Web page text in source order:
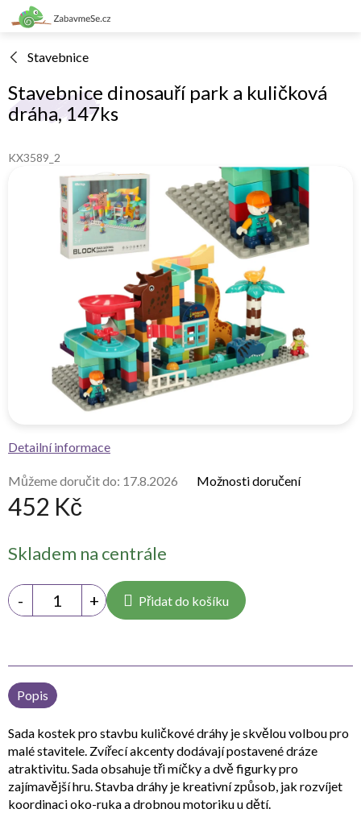
Přejít
na
Stavebnice
Stavebnice dinosauří park a kuličková
dráha, 147ks
KX3589_2
452 Kč
cena:
Skladem na centrále
Můžeme doručit do: 17.8.2026 Možnosti doručení
Přidat do košíku
Detailní informace
Popis
Sada kostek pro stavbu kuličkové dráhy je skvělou volbou pro
malé stavitele. Zvířecí akcenty dodávají postavené dráze
atraktivitu. Sada obsahuje tři míčky a dvě figurky pro
zajímavější hru. Stavba dráhy je kreativní způsob, jak rozvíjet
koordinaci oko-ruka a drobnou motoriku u dětí.